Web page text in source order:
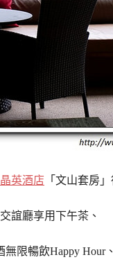
英酒店 「文山套房」
誼廳享用下午茶、
無限暢飲Happy Hour、